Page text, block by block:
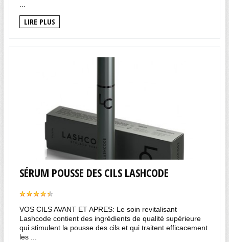
LIRE PLUS
SÉRUM POUSSE DES CILS LASHCODE
VOS CILS AVANT ET APRES: Le soin revitalisant
Lashcode contient des ingrédients de qualité supérieure
qui stimulent la pousse des cils et qui traitent efficacement
les ...